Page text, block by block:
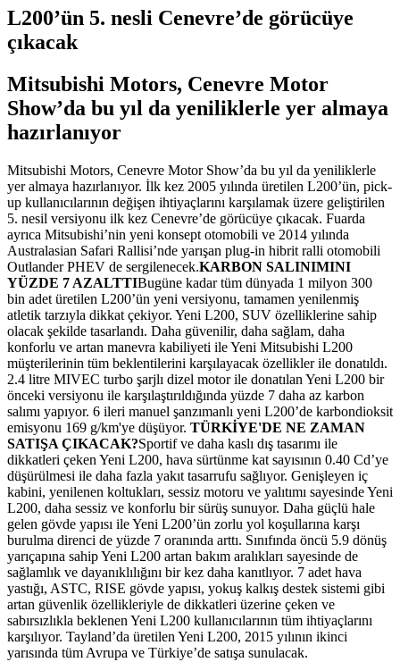
L200’ün 5. nesli Cenevre’de görücüye
çıkacak
Mitsubishi Motors, Cenevre Motor
Show’da bu yıl da yeniliklerle yer almaya
hazırlanıyor
Mitsubishi Motors, Cenevre Motor Show’da bu yıl da yeniliklerle
yer almaya hazırlanıyor. İlk kez 2005 yılında üretilen L200’ün, pick-
up kullanıcılarının değişen ihtiyaçlarını karşılamak üzere geliştirilen
5. nesil versiyonu ilk kez Cenevre’de görücüye çıkacak. Fuarda
ayrıca Mitsubishi’nin yeni konsept otomobili ve 2014 yılında
Australasian Safari Rallisi’nde yarışan plug-in hibrit ralli otomobili
Outlander PHEV de sergilenecek.KARBON SALINIMINI
YÜZDE 7 AZALTTIBugüne kadar tüm dünyada 1 milyon 300
bin adet üretilen L200’ün yeni versiyonu, tamamen yenilenmiş
atletik tarzıyla dikkat çekiyor. Yeni L200, SUV özelliklerine sahip
olacak şekilde tasarlandı. Daha güvenilir, daha sağlam, daha
konforlu ve artan manevra kabiliyeti ile Yeni Mitsubishi L200
müşterilerinin tüm beklentilerini karşılayacak özellikler ile donatıldı.
2.4 litre MIVEC turbo şarjlı dizel motor ile donatılan Yeni L200 bir
önceki versiyonu ile karşılaştırıldığında yüzde 7 daha az karbon
salımı yapıyor. 6 ileri manuel şanzımanlı yeni L200’de karbondioksit
emisyonu 169 g/km'ye düşüyor. TÜRKİYE'DE NE ZAMAN
SATIŞA ÇIKACAK?Sportif ve daha kaslı dış tasarımı ile
dikkatleri çeken Yeni L200, hava sürtünme kat sayısının 0.40 Cd’ye
düşürülmesi ile daha fazla yakıt tasarrufu sağlıyor. Genişleyen iç
kabini, yenilenen koltukları, sessiz motoru ve yalıtımı sayesinde Yeni
L200, daha sessiz ve konforlu bir sürüş sunuyor. Daha güçlü hale
gelen gövde yapısı ile Yeni L200’ün zorlu yol koşullarına karşı
burulma direnci de yüzde 7 oranında arttı. Sınıfında öncü 5.9 dönüş
yarıçapına sahip Yeni L200 artan bakım aralıkları sayesinde de
sağlamlık ve dayanıklılığını bir kez daha kanıtlıyor. 7 adet hava
yastığı, ASTC, RISE gövde yapısı, yokuş kalkış destek sistemi gibi
artan güvenlik özellikleriyle de dikkatleri üzerine çeken ve
sabırsızlıkla beklenen Yeni L200 kullanıcılarının tüm ihtiyaçlarını
karşılıyor. Tayland’da üretilen Yeni L200, 2015 yılının ikinci
yarısında tüm Avrupa ve Türkiye’de satışa sunulacak.